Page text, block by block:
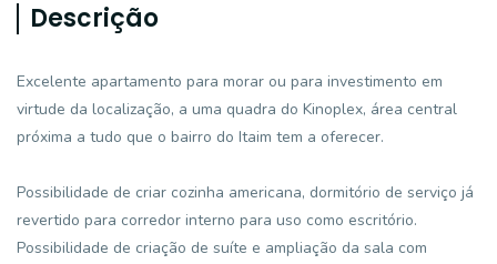
Descrição
Excelente apartamento para morar ou para investimento em
virtude da localização, a uma quadra do Kinoplex, área central
próxima a tudo que o bairro do Itaim tem a oferecer.
Possibilidade de criar cozinha americana, dormitório de serviço já
revertido para corredor interno para uso como escritório.
Possibilidade de criação de suíte e ampliação da sala com